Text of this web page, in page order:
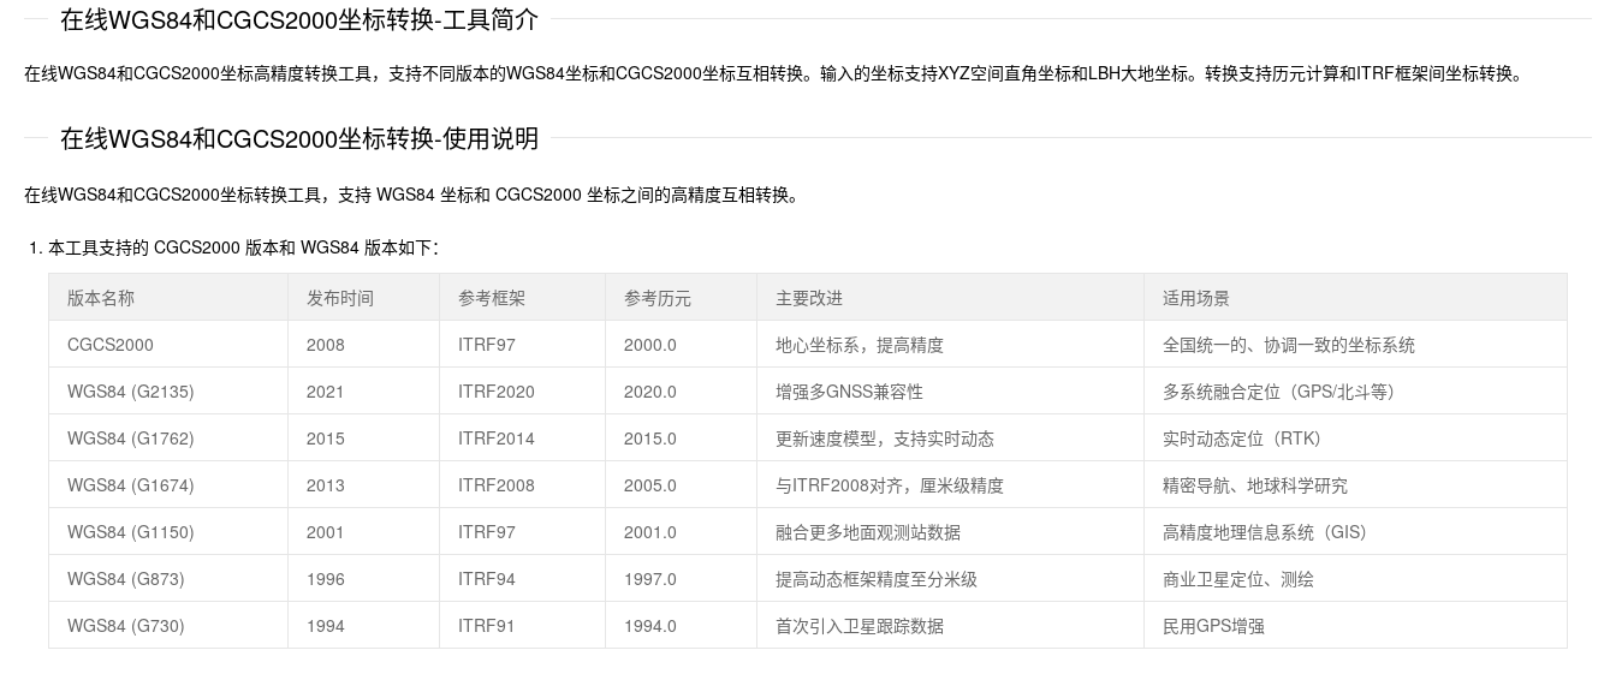
在线WGS84和CGCS2000坐标转换-工具简介
在线WGS84和CGCS2000坐标高精度转换工具，支持不同版本的WGS84坐标和CGCS2000坐标互相转换。输入的坐标支持XYZ空间直角坐标和LBH大地坐标。转换支持历元计算和ITRF框架间坐标转换。
在线WGS84和CGCS2000坐标转换-使用说明
在线WGS84和CGCS2000坐标转换工具，支持 WGS84 坐标和 CGCS2000 坐标之间的高精度互相转换。
本工具支持的 CGCS2000 版本和 WGS84 版本如下：
版本名称 发布时间 参考框架 参考历元 主要改进
适用场景
CGCS2000
2008 ITRF97 2000.0 地心坐标系，提高精度
全国统一的、协调一致的坐标系统
WGS84 (G2135)
2021 ITRF2020 2020.0 增强多GNSS兼容性
多系统融合定位（GPS/北斗等）
WGS84 (G1762)
2015 ITRF2014 2015.0 更新速度模型，支持实时动态
实时动态定位（RTK）
WGS84 (G1674)
2013 ITRF2008 2005.0 与ITRF2008对齐，厘米级精度
精密导航、地球科学研究
WGS84 (G1150)
2001 ITRF97 2001.0 融合更多地面观测站数据
高精度地理信息系统（GIS）
WGS84 (G873)
1996 ITRF94 1997.0 提高动态框架精度至分米级
商业卫星定位、测绘
WGS84 (G730)
1994 ITRF91 1994.0 首次引入卫星跟踪数据 民用GPS增强